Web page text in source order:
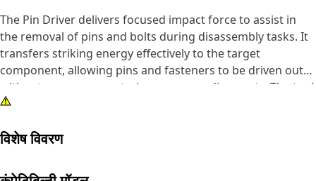
The Pin Driver delivers focused impact force to assist in
the removal of pins and bolts during disassembly tasks. It
transfers striking energy effectively to the target
component, allowing pins and fasteners to be driven out
without unnecessary strain on surrounding parts. The tool
helps reduce manual effort by guiding force directly to the
removal operations. It supports safer handling by
the fastener, reducing the chances of slipping.
विशेष विवरण